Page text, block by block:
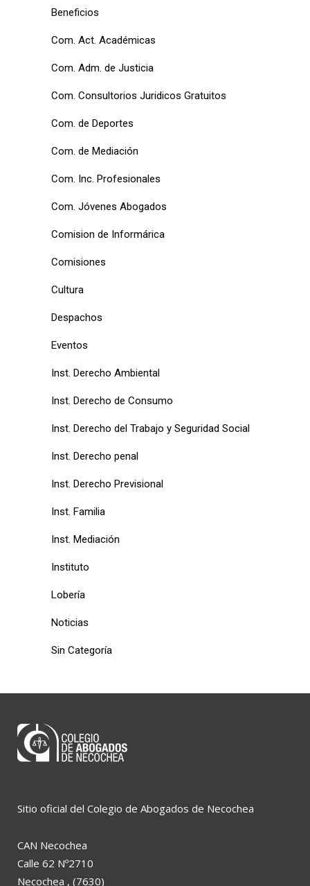
Beneficios
Com. Act. Académicas
Com. Adm. de Justicia
Com. Consultorios Juridicos Gratuitos
Com. de Deportes
Com. de Mediación
Com. Inc. Profesionales
Com. Jóvenes Abogados
Comision de Informárica
Comisiones
Cultura
Despachos
Eventos
Inst. Derecho Ambiental
Inst. Derecho de Consumo
Inst. Derecho del Trabajo y Seguridad Social
Inst. Derecho penal
Inst. Derecho Previsional
Inst. Familia
Inst. Mediación
Instituto
Lobería
Noticias
Sin Categoría
Sitio oficial del Colegio de Abogados de Necochea
CAN Necochea
Calle 62 Nº2710
Necochea , (7630)